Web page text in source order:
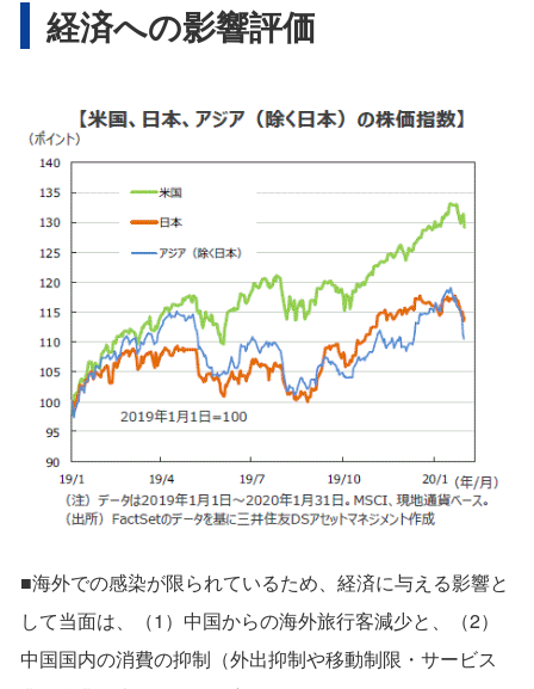
経済への影響評価
■海外での感染が限られているため、経済に与える影響と
して当面は、（1）中国からの海外旅行客減少と、（2）
中国国内の消費の抑制（外出抑制や移動制限・サービス